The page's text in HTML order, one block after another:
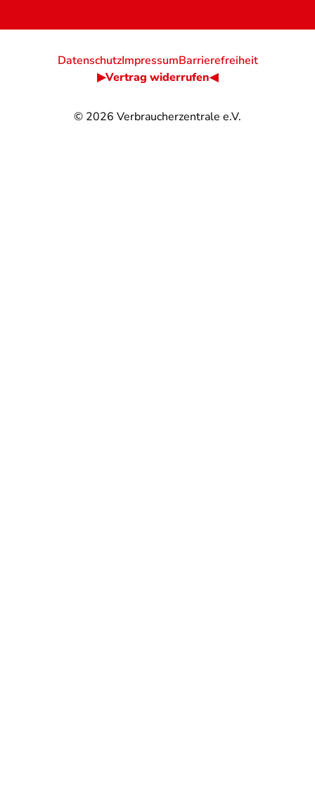
© 2026 Verbraucherzentrale e.V.
DatenschutzImpressumBarrierefreiheit
▶Vertrag widerrufen◀